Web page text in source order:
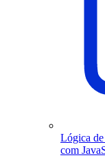
Lógica
com